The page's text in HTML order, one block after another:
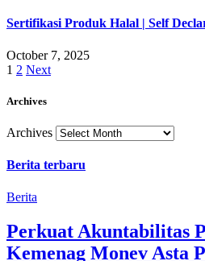
Sertifikasi Produk Halal | Self
October 7, 2025
1 2 Next
Archives
Archives
Berita terbaru
Berita
Perkuat Akuntabilitas
Kemenag Monev Asta